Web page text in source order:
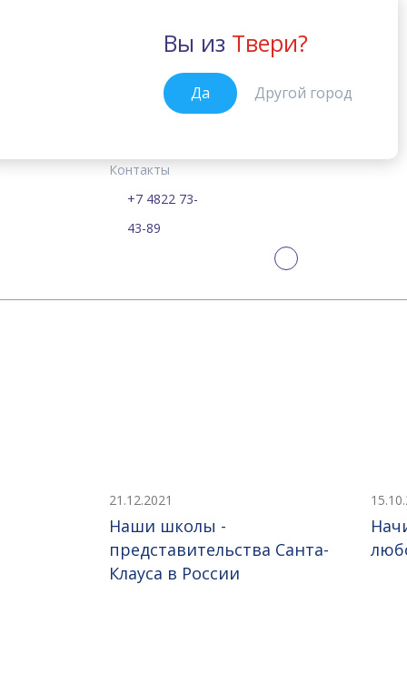
Вы из Твери?
Да Другой город
Цены
Контакты
+7 4822 73-
43-89
William Journal
21.12.2021
Наши школы -
представительства Санта-
Клауса в России